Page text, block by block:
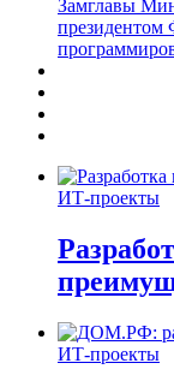
Замглавы
президентом
ИТ-проекты
ИТ-проекты